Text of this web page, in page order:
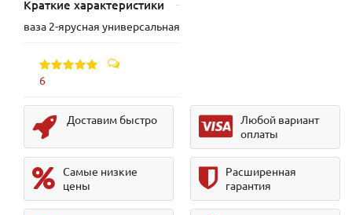
Краткие характеристики
ваза 2-ярусная универсальная
6
Доставим быстро
Любой вариант
оплаты
Самые низкие
цены
Расширенная
гарантия